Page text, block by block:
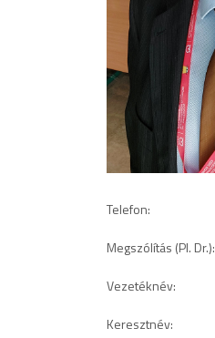
Telefon:
Megszólítás (Pl. Dr.):
Vezetéknév:
Keresztnév: